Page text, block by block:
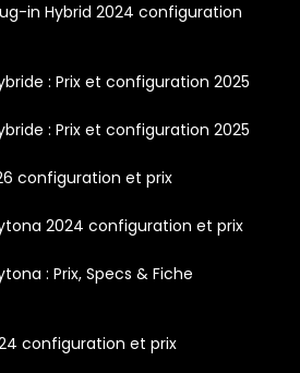
in Hybrid 2024 configuration
: Prix et configuration 2025
: Prix et configuration 2025
configuration et prix
2024 configuration et prix
: Prix, Specs & Fiche
configuration et prix